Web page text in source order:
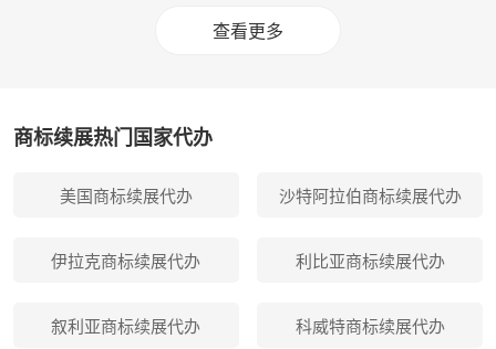
查看更多
商标续展热门国家代办
美国商标续展代办 沙特阿拉伯商标续展代办
伊拉克商标续展代办 利比亚商标续展代办
叙利亚商标续展代办 科威特商标续展代办